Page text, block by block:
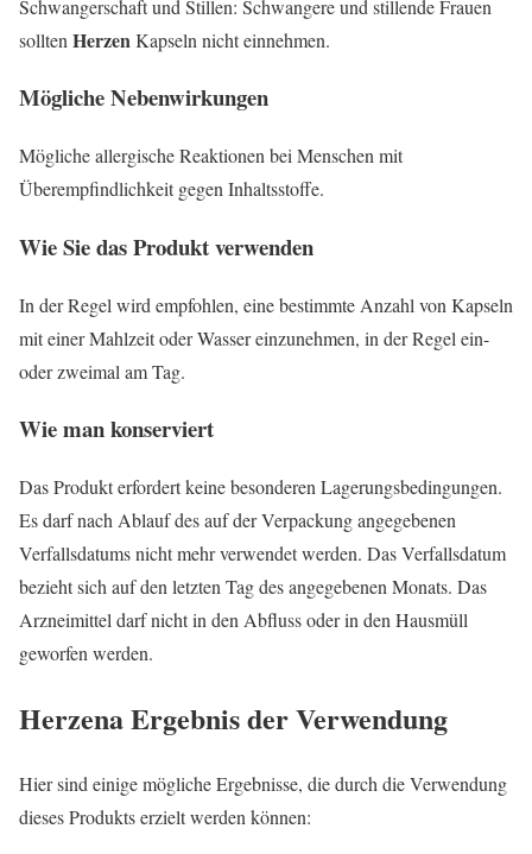
Schwangerschaft und Stillen: Schwangere und stillende Frauen
sollten HerzenKapseln nicht einnehmen.
Mögliche Nebenwirkungen
Mögliche allergische Reaktionen bei Menschen mit
Überempfindlichkeit gegen Inhaltsstoffe.
Wie Sie das Produkt verwenden
In der Regel wird empfohlen, eine bestimmte Anzahl von Kapseln
mit einer Mahlzeit oder Wasser einzunehmen, in der Regel ein-
oder zweimal am Tag.
Wie man konserviert
Das Produkt erfordert keine besonderen Lagerungsbedingungen.
Es darf nach Ablauf des auf der Verpackung angegebenen
Verfallsdatums nicht mehr verwendet werden. Das Verfallsdatum
bezieht sich auf den letzten Tag des angegebenen Monats. Das
Arzneimittel darf nicht in den Abfluss oder in den Hausmüll
geworfen werden.
HerzenaErgebnis der Verwendung
Hier sind einige mögliche Ergebnisse, die durch die Verwendung
dieses Produkts erzielt werden können: